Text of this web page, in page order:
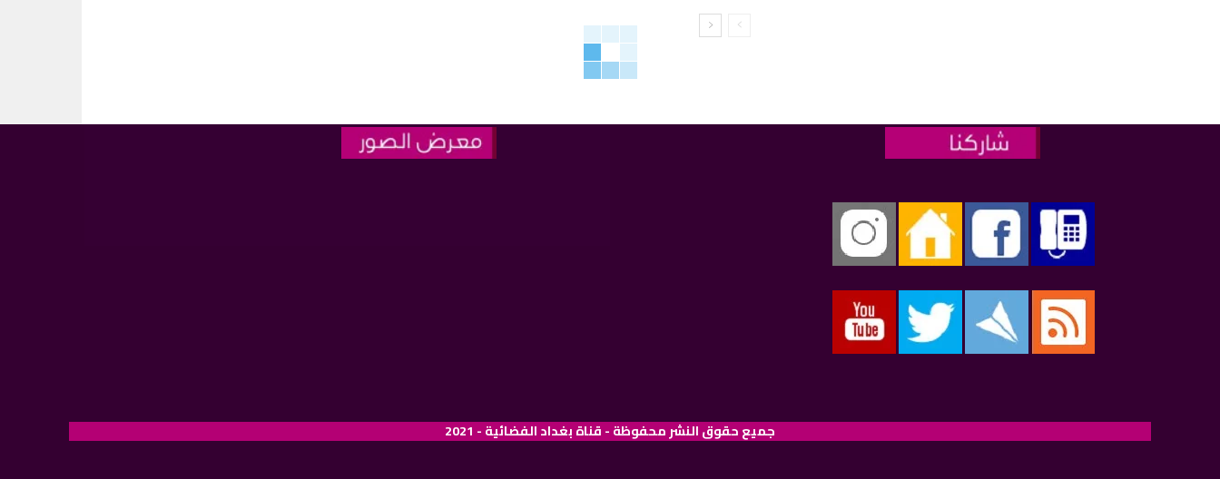
جميع حقوق النشر محفوظة - قناة بغداد الفضائية - 2021